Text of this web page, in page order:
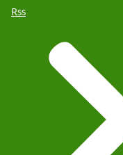
Rss